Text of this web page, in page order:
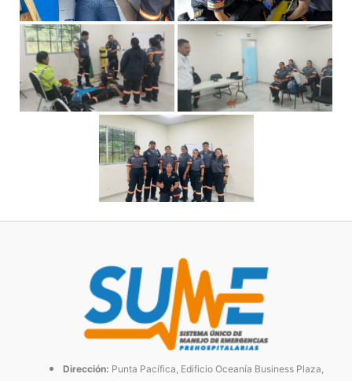
Dirección: Punta Pacífica, Edificio Oceanía Business Plaza,